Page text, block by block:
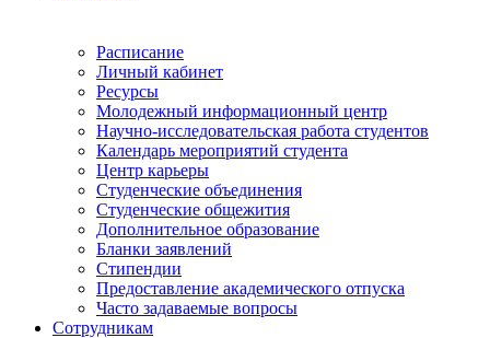
Расписание
Личный кабинет
Ресурсы
Молодежный информационный центр
Научно-исследовательская работа студентов
Календарь мероприятий студента
Центр карьеры
Студенческие объединения
Студенческие общежития
Дополнительное образование
Бланки заявлений
Стипендии
Предоставление академического отпуска
Часто задаваемые вопросы
Сотрудникам